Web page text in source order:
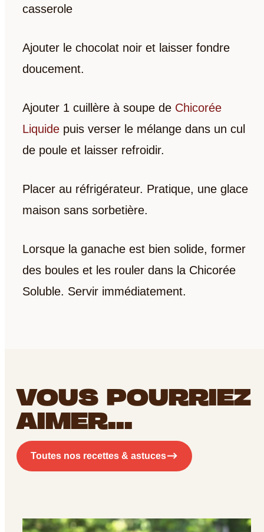
casserole
Ajouter le chocolat noir et laisser fondre
doucement.
Ajouter 1 cuillère à soupe de Chicorée
Liquide puis verser le mélange dans un cul
de poule et laisser refroidir.
Placer au réfrigérateur. Pratique, une glace
maison sans sorbetière.
Lorsque la ganache est bien solide, former
des boules et les rouler dans la Chicorée
Soluble. Servir immédiatement.
VOUS POURRIEZ
AIMER...
Toutes nos recettes & astuces
RECEVEZ LA FICHE
TECHNIQUE DU
PRODUIT PAR E-MAIL
Recevoir le document